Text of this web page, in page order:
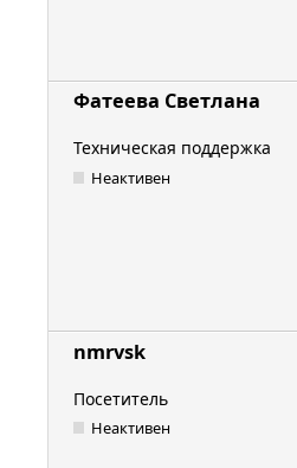
Фатеева Светлана
Техническая поддержка
Неактивен
nmrvsk
Посетитель
Неактивен